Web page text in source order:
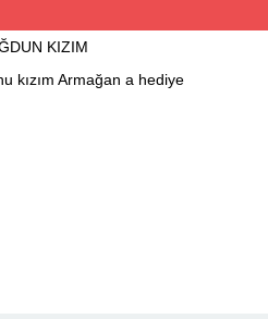
KIZIM
kızım Armağan a hediye